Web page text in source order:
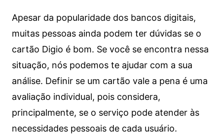
Apesar da popularidade dos bancos digitais,
muitas pessoas ainda podem ter dúvidas se o
cartão Digio é bom. Se você se encontra nessa
situação, nós podemos te ajudar com a sua
análise. Definir se um cartão vale a pena é uma
avaliação individual, pois considera,
principalmente, se o serviço pode atender às
necessidades pessoais de cada usuário.